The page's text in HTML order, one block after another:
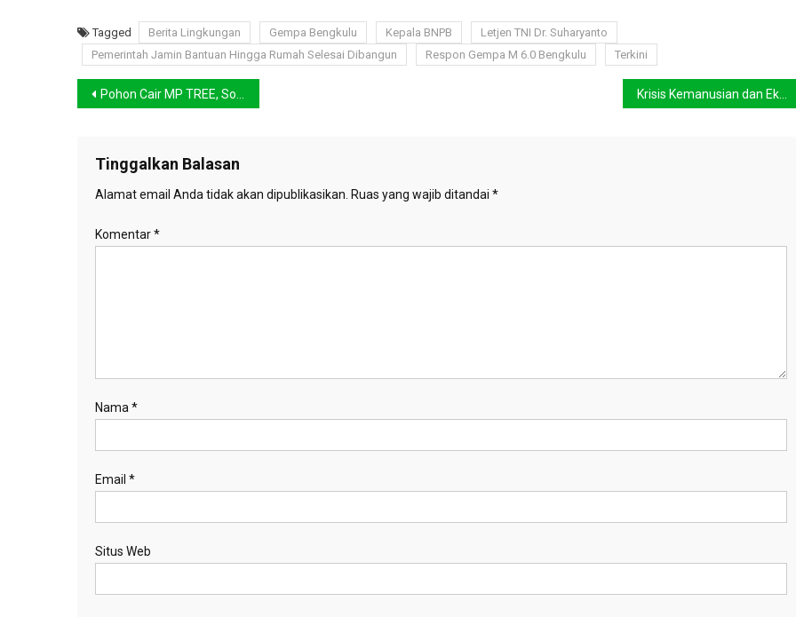
Tagged Berita Lingkungan Gempa Bengkulu Kepala BNPB
Letjen TNI Dr. Suharyanto
Pemerintah Jamin Bantuan Hingga Rumah Selesai Dibangun
Respon Gempa M 6.0 Bengkulu Terkini
Navigasi
Pohon Cair MP TREE, Solusi Cerdas Atasi Emisi dari Algaepark dan Semen Merah Putih
Tinggalkan Balasan
Alamat email Anda tidak akan dipublikasikan. Ruas yang wajib ditandai *
Komentar*
Nama *
Email *
Situs Web